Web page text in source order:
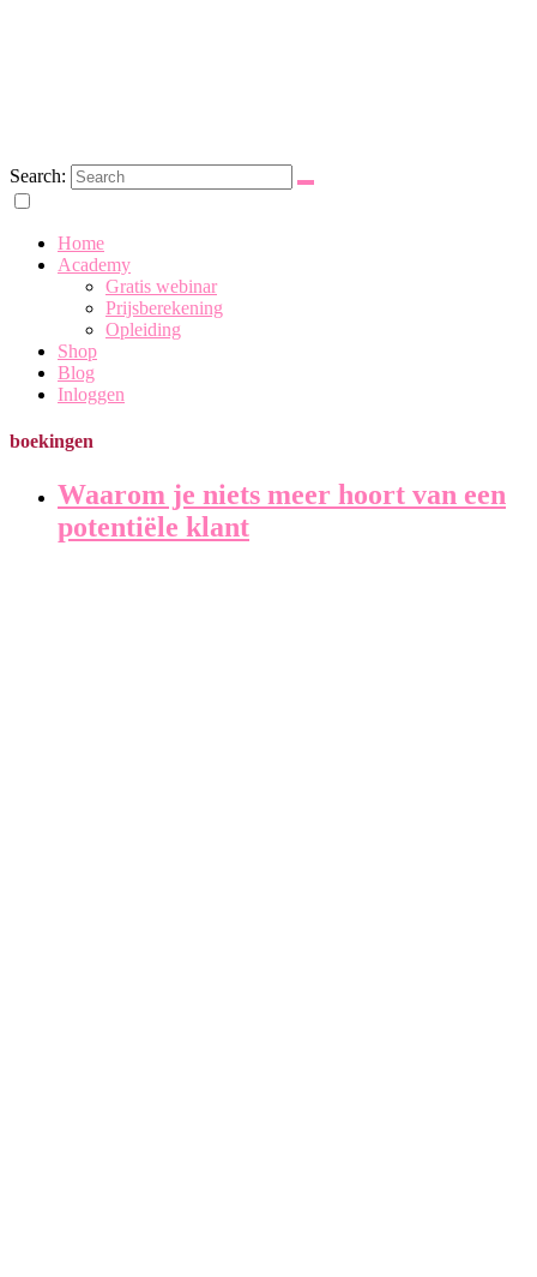
Eerste Hulp bij Party Planning
Search:
Home
Academy
Gratis webinar
Prijsberekening
Opleiding
Shop
Blog
Inloggen
boekingen
Waarom je niets meer hoort van een
potentiële klant